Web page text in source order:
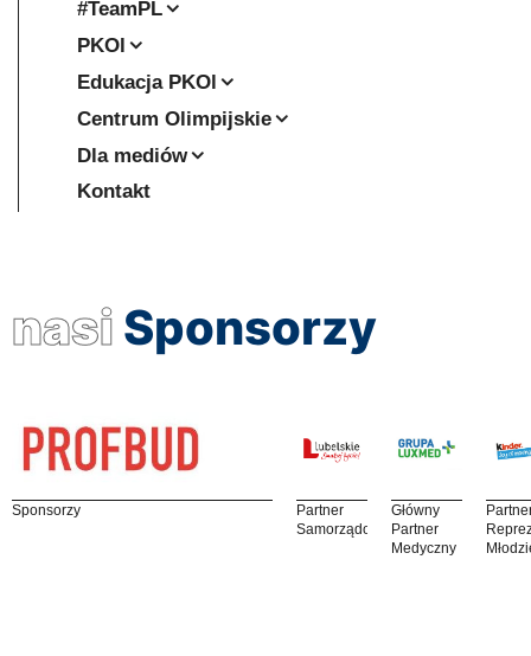
#TeamPL
PKOl
Edukacja PKOl
Centrum Olimpijskie
Dla mediów
Kontakt
nasi Sponsorzy
Sponsorzy
Partner
Samorządowy
Główny
Partner
Medyczny